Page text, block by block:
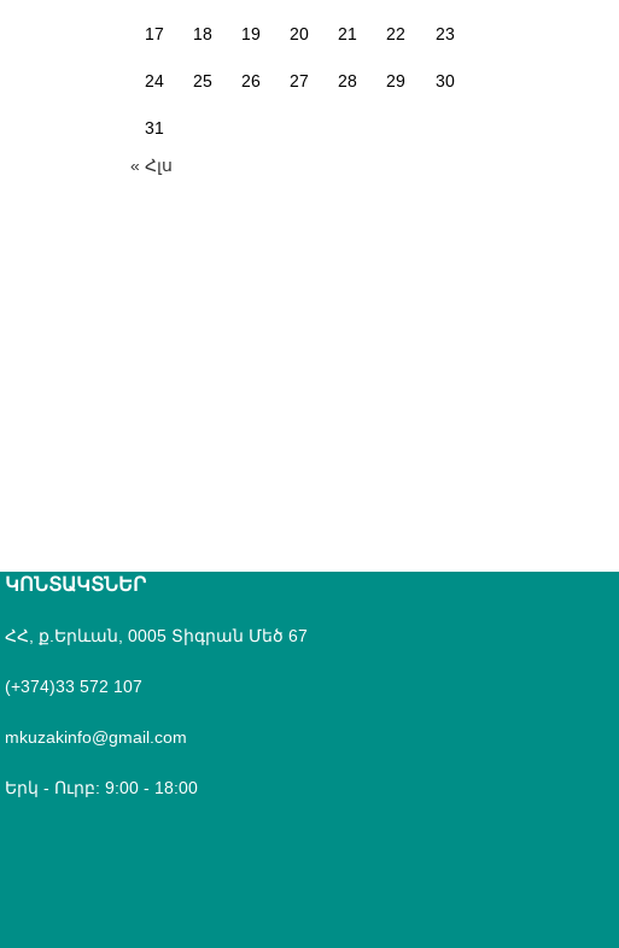
17 18 19 20 21 22 23
24 25 26 27 28 29 30
31
« Հլս
ԿՈՆՏԱԿՏՆԵՐ
ՀՀ, ք.Երևան, 0005 Տիգրան Մեծ 67
(+374)33 572 107
mkuzakinfo@gmail.com
Երկ - Ուրբ: 9:00 - 18:00